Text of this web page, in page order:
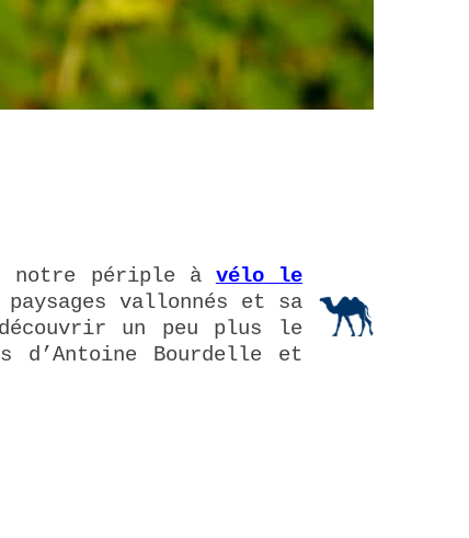
notre périple à vélo le
vallonnés et sa
un peu plus le
Bourdelle et